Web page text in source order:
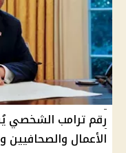
رقم ترامب الشخصي
الأعمال